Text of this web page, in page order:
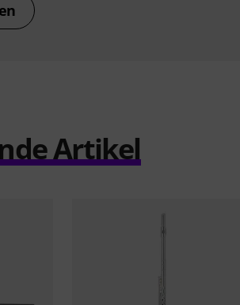
Artikel